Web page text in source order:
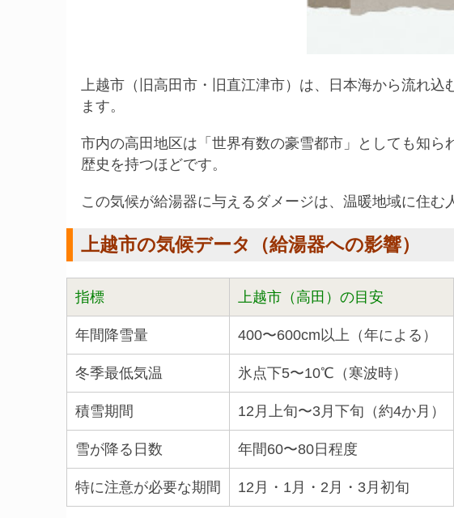
上越市（旧高田市・旧直江津市）は、日本海から流れ
ます。
市内の高田地区は「世界有数の豪雪都市」としても知
歴史を持つほどです。
この気候が給湯器に与えるダメージは、温暖地域に住む
上越市の気候データ（給湯器への影響）
指標 上越市（高田）の目安
年間降雪量 400〜600cm以上（年による）
冬季最低気温 氷点下5〜10℃（寒波時）
積雪期間 12月上旬〜3月下旬（約4か月）
雪が降る日数 年間60〜80日程度
特に注意が必要な期間 12月・1月・2月・3月初旬